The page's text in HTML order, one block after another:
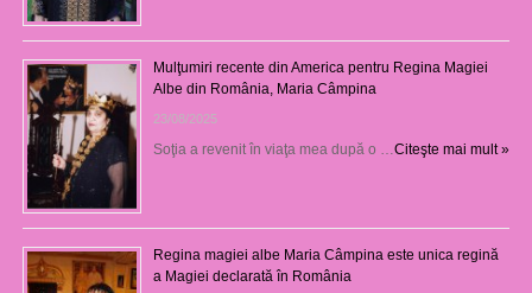
Mulţumiri recente din America pentru Regina Magiei
Albe din România, Maria Câmpina
23/08/2025
Soţia a revenit în viaţa mea după o … Citeşte mai mult »
Regina magiei albe Maria Câmpina este unica regină
a Magiei declarată în România